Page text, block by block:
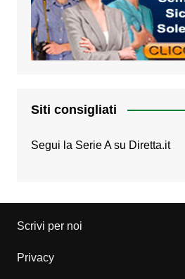
Siti consigliati
Segui la Serie A su Diretta.it
Scrivi per noi
Privacy